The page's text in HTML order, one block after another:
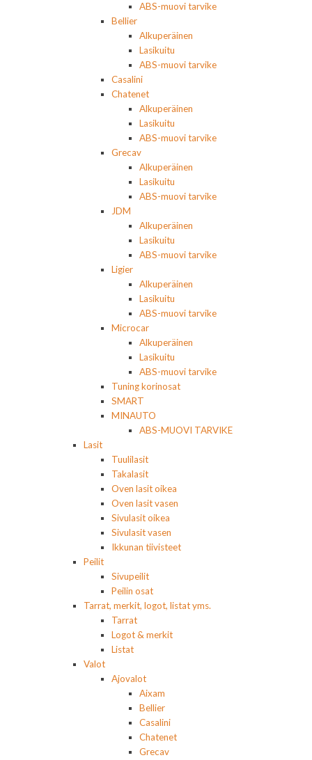
ABS-muovi tarvike
Bellier
Alkuperäinen
Lasikuitu
ABS-muovi tarvike
Casalini
Chatenet
Alkuperäinen
Lasikuitu
ABS-muovi tarvike
Grecav
Alkuperäinen
Lasikuitu
ABS-muovi tarvike
JDM
Alkuperäinen
Lasikuitu
ABS-muovi tarvike
Ligier
Alkuperäinen
Lasikuitu
ABS-muovi tarvike
Microcar
Alkuperäinen
Lasikuitu
ABS-muovi tarvike
Tuning korinosat
SMART
MINAUTO
ABS-MUOVI TARVIKE
Lasit
Tuulilasit
Takalasit
Oven lasit oikea
Oven lasit vasen
Sivulasit oikea
Sivulasit vasen
Ikkunan tiivisteet
Peilit
Sivupeilit
Peilin osat
Tarrat, merkit, logot, listat yms.
Tarrat
Logot & merkit
Listat
Valot
Ajovalot
Aixam
Bellier
Casalini
Chatenet
Grecav